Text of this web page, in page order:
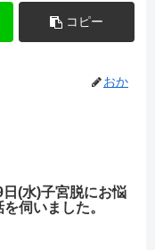
コピー
おか
(水)子宮脱にお悩
伺いました。